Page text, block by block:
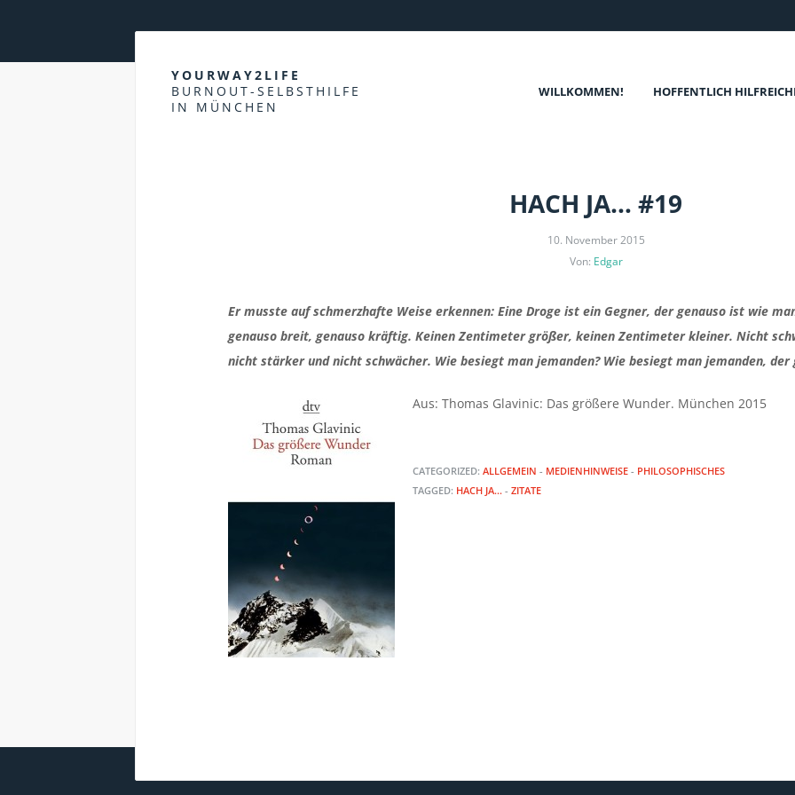
YOURWAY2LIFE
BURNOUT-SELBSTHILFE
IN MÜNCHEN
WILLKOMMEN! HOFFENTLICH
HACH JA… #19
10. November 2015
Von: Edgar
Er musste auf schmerzhafte Weise erkennen: Eine Droge ist ein Gegner, der genauso ist wie
genauso breit, genauso kräftig. Keinen Zentimeter größer, keinen Zentimeter kleiner. Nicht
nicht stärker und nicht schwächer. Wie besiegt man jemanden? Wie besiegt man jemanden,
Aus: Thomas Glavinic: Das größere Wunder. München 2015
CATEGORIZED: ALLGEMEIN - MEDIENHINWEISE- PHILOSOPHISCHES
TAGGED: HACH JA...- ZITATE